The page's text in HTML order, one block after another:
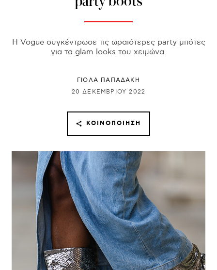
Η Vogue συγκέντρωσε τις ωραιότερες party μπότες
για τα glam looks του χειμώνα.
ΓΙΌΛΑ ΠΑΠΑΔΆΚΗ
20 ΔΕΚΕΜΒΡΊΟΥ 2022
ΚΟΙΝΟΠΟΊΗΣΗ